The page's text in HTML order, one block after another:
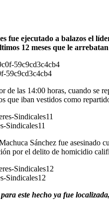
fue ejecutado a balazos el
12 meses que le
59c9cd3c4cb4
de las 14:00 horas, cuando se
que iban vestidos como
Sindicales11
Sánchez fue asesinado
por el delito de homicidio
Sindicales12
este hecho ya fue